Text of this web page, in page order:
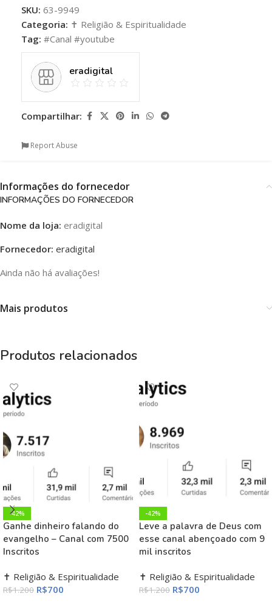
SKU: 63-9949
Categoria: ✝️ Religião & Espiritualidade
Tag: #Canal #youtube
eradigital
Compartilhar:
Report Abuse
Informações do fornecedor
INFORMAÇÕES DO FORNECEDOR
Nome da loja: eradigital
Fornecedor: eradigital
Ainda não há avaliações!
Mais produtos
Produtos relacionados
-42%
Ganhe dinheiro falando do
evangelho – Canal com 7500
Inscritos
✝️ Religião & Espiritualidade
R$1.200 R$700
-42%
Leve a palavra de Deus com
esse canal abençoado com 9
mil inscritos
✝️ Religião & Espiritualidade
R$1.200 R$700